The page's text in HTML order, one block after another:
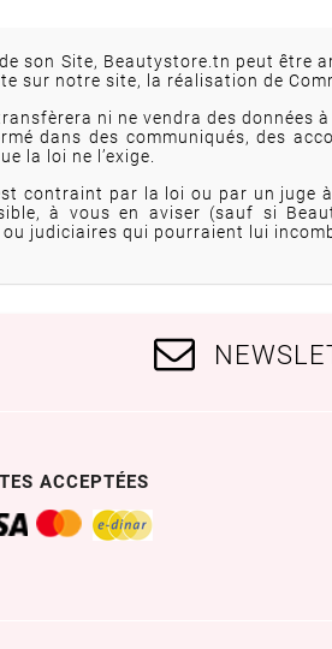
son Site, Beautystore.tn peut être
sur notre site, la réalisation de
ni ne vendra des données
dans des communiqués, des
la loi ne l’exige.
contraint par la loi ou par un juge
à vous en aviser (sauf si
judiciaires qui pourraient lui
ACCEPTÉES